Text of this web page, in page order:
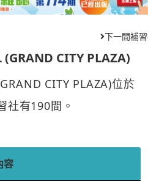
下一間補
CITY PLAZA)
CITY PLAZA)位於
社有190間。
容